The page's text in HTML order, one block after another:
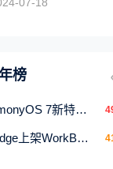
榜
HDD西安站聚焦HarmonyOS 7新特性，解锁从互联到智能的应用开发新范式
HUAWEI MatePad Edge上架WorkBuddy鸿蒙PC版，说话就能干活的AI办公搭子